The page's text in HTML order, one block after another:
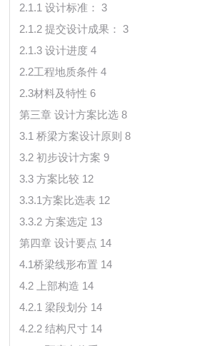
2.1.1 设计标准： 3
2.1.2 提交设计成果： 3
2.1.3 设计进度 4
2.2工程地质条件 4
2.3材料及特性 6
第三章 设计方案比选 8
3.1 桥梁方案设计原则 8
3.2 初步设计方案 9
3.3 方案比较 12
3.3.1方案比选表 12
3.3.2 方案选定 13
第四章 设计要点 14
4.1桥梁线形布置 14
4.2 上部构造 14
4.2.1 梁段划分 14
4.2.2 结构尺寸 14